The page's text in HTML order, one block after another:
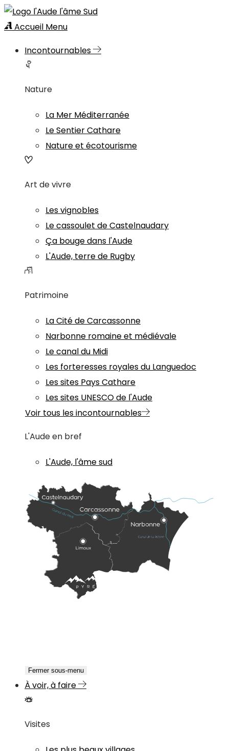
Accueil Menu
Incontournables
Nature
La Mer Méditerranée
Le Sentier Cathare
Nature et écotourisme
Art de vivre
Les vignobles
Le cassoulet de Castelnaudary
Ça bouge dans l'Aude
L'Aude, terre de Rugby
Patrimoine
La Cité de Carcassonne
Narbonne romaine et médiévale
Le canal du Midi
Les forteresses royales du Languedoc
Les sites Pays Cathare
Les sites UNESCO de l'Aude
Voir tous les incontournables
L'Aude en bref
L'Aude, l'âme sud
Fermer sous-menu
À voir, à faire
Visites